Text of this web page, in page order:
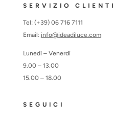
SERVIZIO CLIENTI
Tel: (+39) 06 716 7111
Email: info@ideadiluce.com
Lunedì – Venerdì
9.00 – 13.00
15.00 – 18.00
SEGUICI